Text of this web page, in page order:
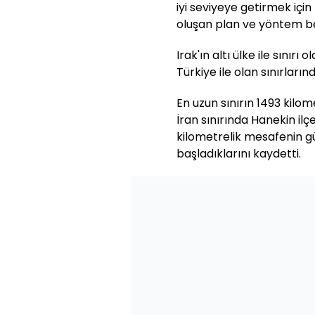
iyi seviyeye getirmek
oluşan plan ve yöntem
Irak'ın altı ülke ile sınırı
Türkiye ile olan
En uzun sınırın 1493
İran sınırında Hanekin
kilometrelik mesafenin
başladıklarını kaydetti.